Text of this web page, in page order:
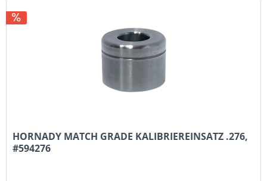
HORNADY MATCH GRADE KALIBRIEREINSATZ .276,
#594276